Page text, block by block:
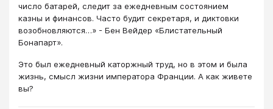
число батарей, следит за ежедневным состояни­ем
казны и финансов. Часто будит секретаря, и диктовки
возоб­новляются…» - Бен Вейдер «Блистательный
Бонапарт».
Это был ежедневный каторжный труд, но в этом и была
жизнь, смысл жизни императора Франции. А как живете
вы?